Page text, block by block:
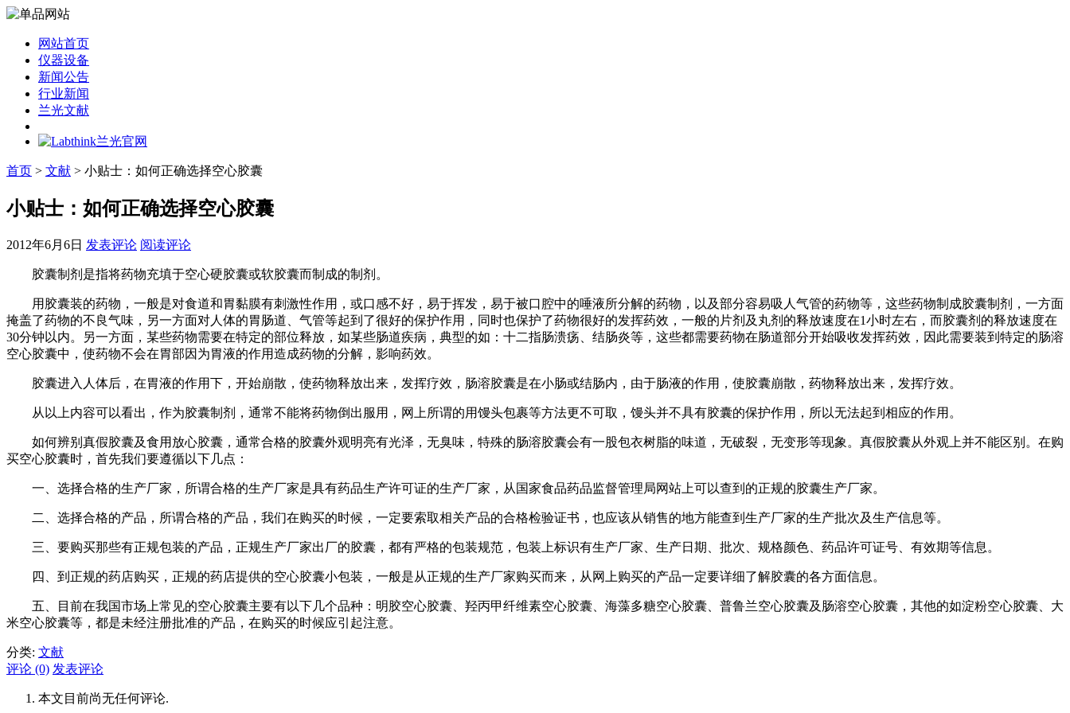
网站首页
仪器设备
新闻公告
行业新闻
兰光文献
首页 > 文献 > 小贴士：如何正确选择空心胶囊
小贴士：如何正确选择空心胶囊
2012年6月6日 发表评论 阅读评论
胶囊制剂是指将药物充填于空心硬胶囊或软胶囊而制成的制剂。
用胶囊装的药物，一般是对食道和胃黏膜有刺激性作用，或口感不好，易于挥发，易于被口腔中的唾液所分解的药物，以及部分容易吸人气管的药物等，这些药物制成胶囊制剂，一方面
掩盖了药物的不良气味，另一方面对人体的胃肠道、气管等起到了很好的保护作用，同时也保护了药物很好的发挥药效，一般的片剂及丸剂的释放速度在1小时左右，而胶囊剂的释放速度在
30分钟以内。另一方面，某些药物需要在特定的部位释放，如某些肠道疾病，典型的如：十二指肠溃疡、结肠炎等，这些都需要药物在肠道部分开始吸收发挥药效，因此需要装到特定的肠溶
空心胶囊中，使药物不会在胃部因为胃液的作用造成药物的分解，影响药效。
胶囊进入人体后，在胃液的作用下，开始崩散，使药物释放出来，发挥疗效，肠溶胶囊是在小肠或结肠内，由于肠液的作用，使胶囊崩散，药物释放出来，发挥疗效。
从以上内容可以看出，作为胶囊制剂，通常不能将药物倒出服用，网上所谓的用馒头包裹等方法更不可取，馒头并不具有胶囊的保护作用，所以无法起到相应的作用。
如何辨别真假胶囊及食用放心胶囊，通常合格的胶囊外观明亮有光泽，无臭味，特殊的肠溶胶囊会有一股包衣树脂的味道，无破裂，无变形等现象。真假胶囊从外观上并不能区别。在购
买空心胶囊时，首先我们要遵循以下几点：
一、选择合格的生产厂家，所谓合格的生产厂家是具有药品生产许可证的生产厂家，从国家食品药品监督管理局网站上可以查到的正规的胶囊生产厂家。
二、选择合格的产品，所谓合格的产品，我们在购买的时候，一定要索取相关产品的合格检验证书，也应该从销售的地方能查到生产厂家的生产批次及生产信息等。
三、要购买那些有正规包装的产品，正规生产厂家出厂的胶囊，都有严格的包装规范，包装上标识有生产厂家、生产日期、批次、规格颜色、药品许可证号、有效期等信息。
四、到正规的药店购买，正规的药店提供的空心胶囊小包装，一般是从正规的生产厂家购买而来，从网上购买的产品一定要详细了解胶囊的各方面信息。
五、目前在我国市场上常见的空心胶囊主要有以下几个品种：明胶空心胶囊、羟丙甲纤维素空心胶囊、海藻多糖空心胶囊、普鲁兰空心胶囊及肠溶空心胶囊，其他的如淀粉空心胶囊、大
米空心胶囊等，都是未经注册批准的产品，在购买的时候应引起注意。
分类: 文献
评论 (0) 发表评论
本文目前尚无任何评论.